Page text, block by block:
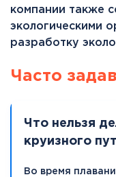
компании также
экологическими
разработку
Часто
Что нельзя
круизного
Во время